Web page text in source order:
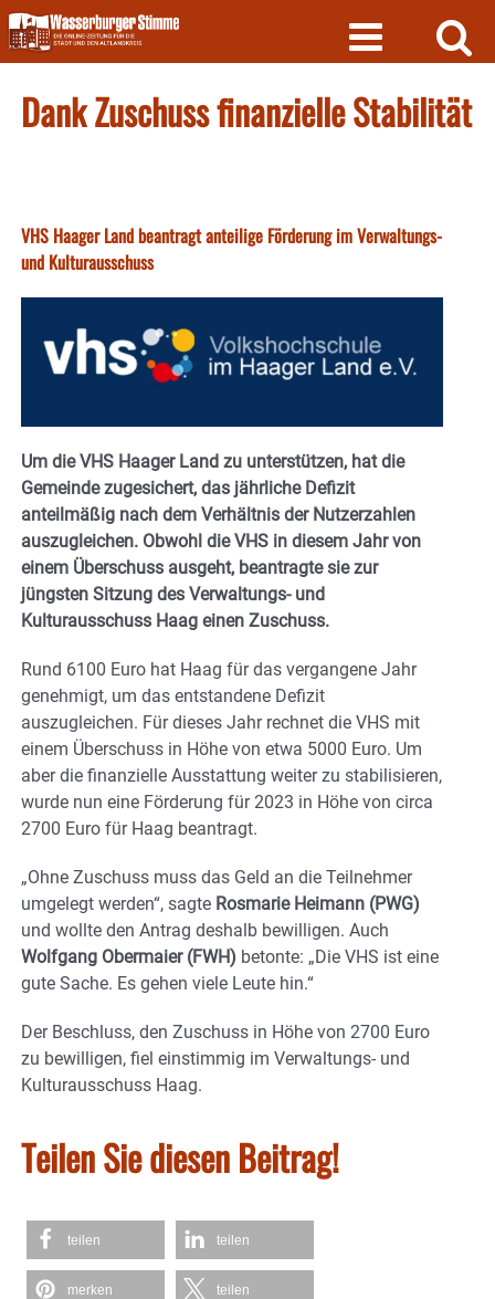
Skip
to
content
Dank Zuschuss finanzielle Stabilität
VHS Haager Land beantragt anteilige Förderung im Verwaltungs-
und Kulturausschuss
Um die VHS Haager Land zu unterstützen, hat die
Gemeinde zugesichert, das jährliche Defizit
anteilmäßig nach dem Verhältnis der Nutzerzahlen
auszugleichen. Obwohl die VHS in diesem Jahr von
einem Überschuss ausgeht, beantragte sie zur
jüngsten Sitzung des Verwaltungs- und
Kulturausschuss Haag einen Zuschuss.
Rund 6100 Euro hat Haag für das vergangene Jahr
genehmigt, um das entstandene Defizit
auszugleichen. Für dieses Jahr rechnet die VHS mit
einem Überschuss in Höhe von etwa 5000 Euro. Um
aber die finanzielle Ausstattung weiter zu stabilisieren,
wurde nun eine Förderung für 2023 in Höhe von circa
2700 Euro für Haag beantragt.
„Ohne Zuschuss muss das Geld an die Teilnehmer
umgelegt werden“, sagte Rosmarie Heimann (PWG)
und wollte den Antrag deshalb bewilligen. Auch
Wolfgang Obermaier (FWH) betonte: „Die VHS ist eine
gute Sache. Es gehen viele Leute hin.“
Der Beschluss, den Zuschuss in Höhe von 2700 Euro
zu bewilligen, fiel einstimmig im Verwaltungs- und
Kulturausschuss Haag.
Teilen Sie diesen Beitrag!
teilen teilen
merken teilen